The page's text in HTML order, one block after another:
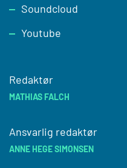
Soundcloud
Youtube
Redaktør
MATHIAS FALCH
Ansvarlig redaktør
ANNE HEGE SIMONSEN